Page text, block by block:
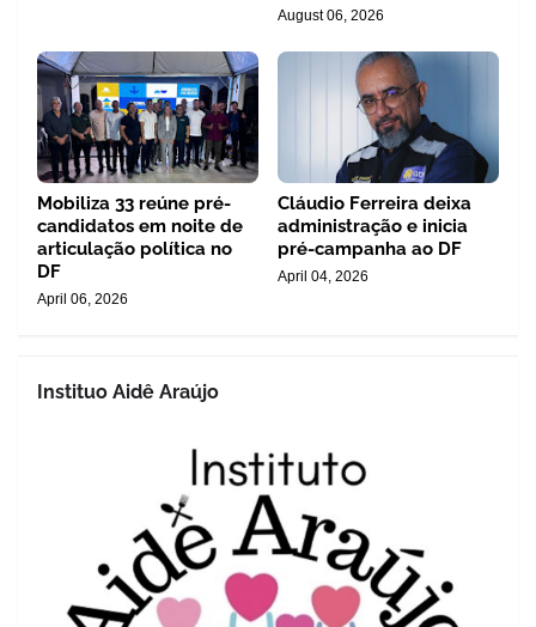
August 06, 2026
Mobiliza 33 reúne pré-
candidatos em noite de
articulação política no
DF
April 06, 2026
Cláudio Ferreira deixa
administração e inicia
pré-campanha ao DF
April 04, 2026
Instituo Aidê Araújo